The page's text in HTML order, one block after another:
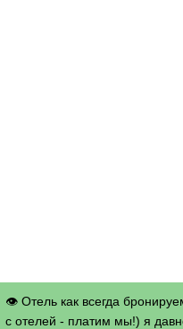
👁 Отель как всегда
с отелей - платим мы!) я